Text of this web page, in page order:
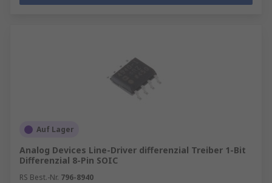
Auf Lager
Analog Devices Line-Driver differenzial Treiber 1-Bit
Differenzial 8-Pin SOIC
RS Best.-Nr. 796-8940